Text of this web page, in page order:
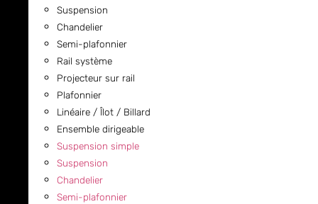
Suspension
Chandelier
Semi-plafonnier
Rail système
Projecteur sur rail
Plafonnier
Linéaire / Îlot / Billard
Ensemble dirigeable
Suspension simple
Suspension
Chandelier
Semi-plafonnier